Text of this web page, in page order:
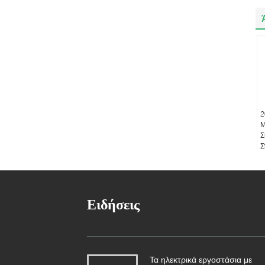
Ειδήσεις
Τα ηλεκτρικά εργοστάσια με